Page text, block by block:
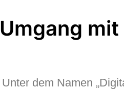
Umgang
Unter dem Namen